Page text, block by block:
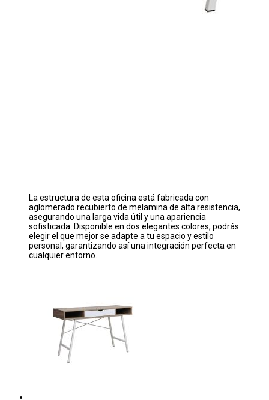
La estructura de esta oficina está fabricada con
aglomerado recubierto de melamina de alta resistencia,
asegurando una larga vida útil y una apariencia
sofisticada. Disponible en dos elegantes colores, podrás
elegir el que mejor se adapte a tu espacio y estilo
personal, garantizando así una integración perfecta en
cualquier entorno.